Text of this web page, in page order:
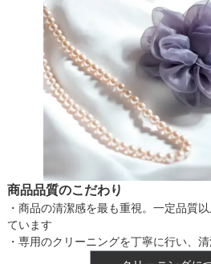
骨格タイプ
商品品質のこだわり
・商品の清潔感を最も重視。一定品質
ています
・専用のクリーニングを丁寧に行い、